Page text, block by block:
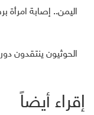
اليمن.. إصابة
الحوثيون ينتقدون
إقراء أيضاً